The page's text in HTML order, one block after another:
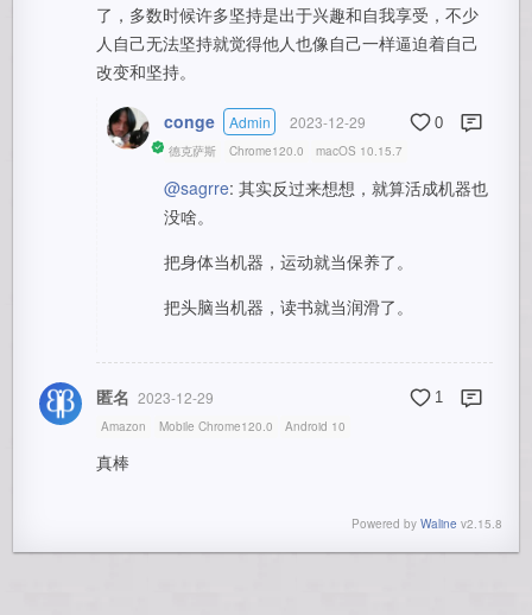
了，多数时候许多坚持是出于兴趣和自我享受，不少
人自己无法坚持就觉得他人也像自己一样逼迫着自己
改变和坚持。
conge Admin 2023-12-29 0
德克萨斯 Chrome120.0 macOS 10.15.7
@sagrre: 其实反过来想想，就算活成机器也
没啥。
把身体当机器，运动就当保养了。
把头脑当机器，读书就当润滑了。
匿名 2023-12-29 1
Amazon Mobile Chrome120.0 Android 10
真棒
Powered by Waline v2.15.8